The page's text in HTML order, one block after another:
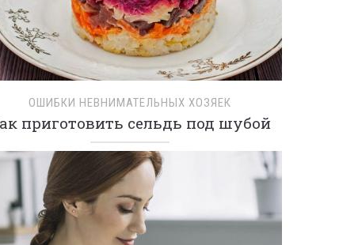
ОШИБКИ НЕВНИМАТЕЛЬНЫХ ХОЗЯЕК
приготовить сельдь под шубой